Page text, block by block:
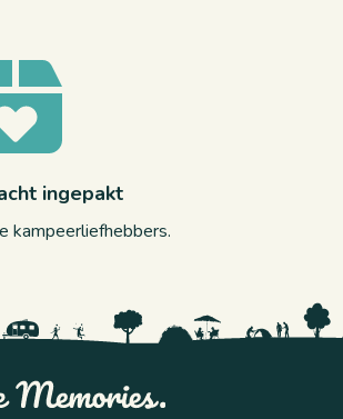
ingepakt
kampeerliefhebbers.